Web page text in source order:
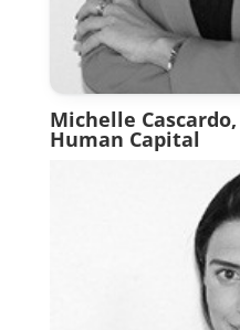
Michelle
Human Capital